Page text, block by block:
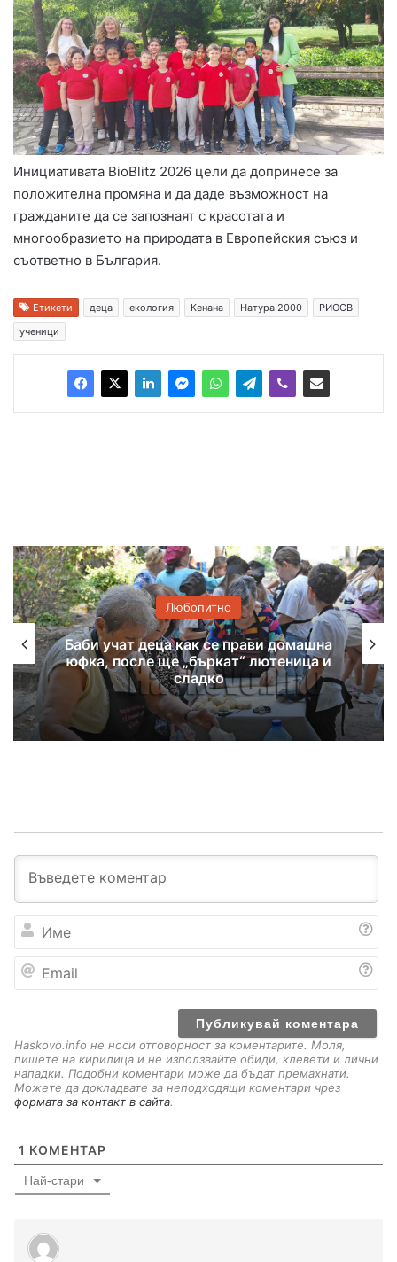
Инициативата BioBlitz 2026 цели да допринесе за
положителна промяна и да даде възможност на
гражданите да се запознаят с красотата и
многообразието на природата в Европейския съюз и
съответно в България.
Етикети деца екология Кенана Натура 2000
РИОСВ
ученици
Любопитно
Хасковско присъствие в
националната изложба „Забравените
божества“
И
е
a
Haskovo.info не носи отговорност за коментарите. Моля,
пишете на кирилица и не използвайте обиди, клевети и лични
нападки. Подобни коментари може да бъдат премахнати.
Можете да докладвате за неподходящи коментари чрез
формата за контакт в сайта.
1 КОМЕНТАР
Най-стари